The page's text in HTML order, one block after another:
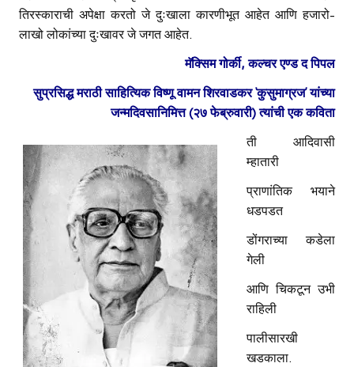
तिरस्काराची अपेक्षा करतो जे दुःखाला कारणीभूत आहेत आणि हजारो-
लाखो लोकांच्या दुःखावर जे जगत आहेत.
मॅक्सिम गोर्की, कल्चर एण्ड द पिपल
सुप्रसिद्ध मराठी साहित्यिक विष्णू वामन शिरवाडकर ‘कुसुमाग्रज’ यांच्या
जन्मदिवसानिमित्त (२७ फेब्रुवारी) त्यांची एक कविता
ती आदिवासी
म्हातारी
प्राणांतिक भयाने
धडपडत
डोंगराच्या कडेला
गेली
आणि चिकटून उभी
राहिली
पालीसारखी
खडकाला.